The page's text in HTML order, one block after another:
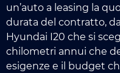
un’auto a leasing la
durata del contratto,
Hyundai I20 che si
chilometri annui che
esigenze e il budget